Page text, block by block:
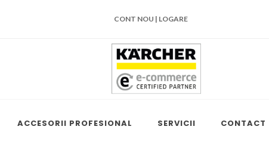
CONT NOU | LOGARE
ACCESORII PROFESIONAL SERVICII CONTACT